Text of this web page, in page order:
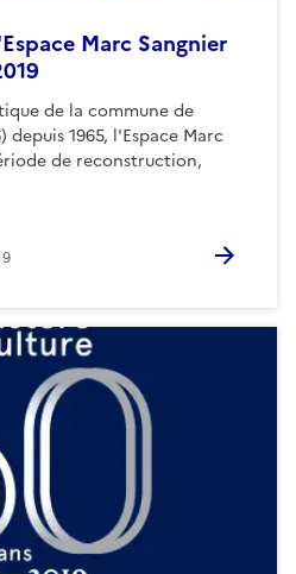
Marc Sangnier
de la commune de
1965, l'Espace Marc
de reconstruction,